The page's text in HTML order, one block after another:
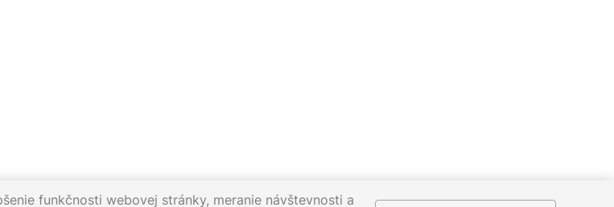
funkčnosti webovej stránky, meranie návštevnosti a